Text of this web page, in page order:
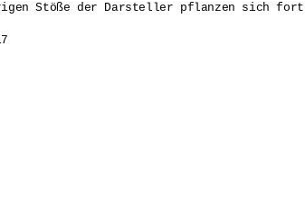
Stöße der Darsteller pflanzen sich fort